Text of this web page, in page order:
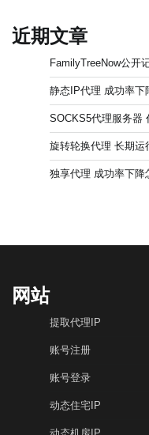
近期文章
FamilyTreeNow公开
静态IP代理 成功率下
SOCKS5代理服务器
旋转轮换代理 长期运
独享代理 成功率下降
网站
提取代理IP
账号注册
账号登录
动态住宅IP
动态机房IP